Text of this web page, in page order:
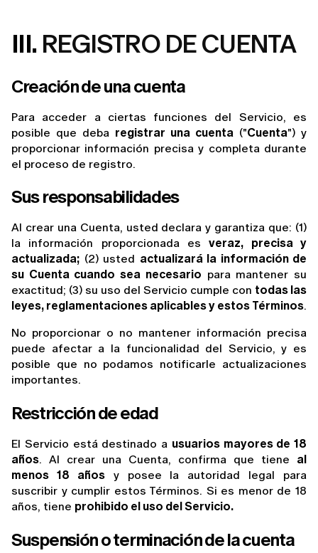
III. REGISTRO DE CUENTA
Creación de una cuenta
Para acceder a ciertas funciones del Servicio, es
posible que deba registrar una cuenta ("Cuenta") y
proporcionar información precisa y completa durante
el proceso de registro.
Sus responsabilidades
Al crear una Cuenta, usted declara y garantiza que: (1)
la información proporcionada es veraz, precisa y
actualizada; (2) usted actualizará la información de
su Cuenta cuando sea necesario para mantener su
exactitud; (3) su uso del Servicio cumple con todas las
leyes, reglamentaciones aplicables y estos Términos.
No proporcionar o no mantener información precisa
puede afectar a la funcionalidad del Servicio, y es
posible que no podamos notificarle actualizaciones
importantes.
Restricción de edad
El Servicio está destinado a usuarios mayores de 18
años. Al crear una Cuenta, confirma que tiene al
menos 18 años y posee la autoridad legal para
suscribir y cumplir estos Términos. Si es menor de 18
años, tiene prohibido el uso del Servicio.
Suspensión o terminación de la cuenta